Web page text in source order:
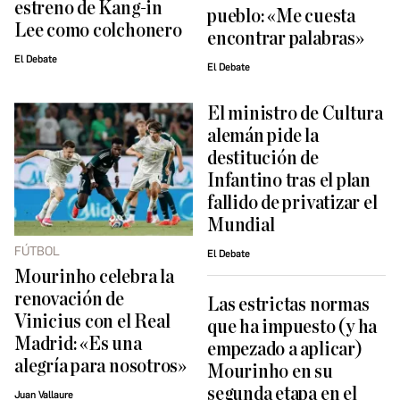
estreno de Kang-in
Lee como colchonero
El Debate
pueblo: «Me cuesta
encontrar palabras»
El Debate
FÚTBOL
Mourinho celebra la
renovación de
Vinicius con el Real
Madrid: «Es una
alegría para nosotros»
Juan Vallaure
El ministro de Cultura
alemán pide la
destitución de
Infantino tras el plan
fallido de privatizar el
Mundial
El Debate
Las estrictas normas
que ha impuesto (y ha
empezado a aplicar)
Mourinho en su
segunda etapa en el